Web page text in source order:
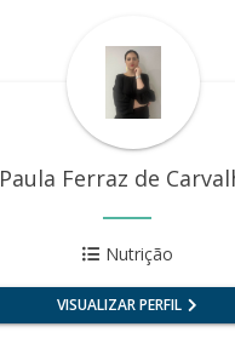
Paula Ferraz de
Nutrição
VISUALIZAR PERFIL